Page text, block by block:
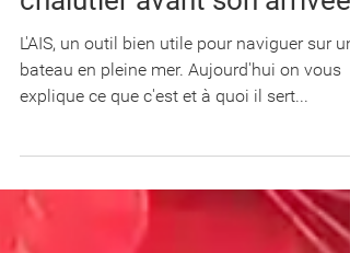
AIS et Vendée Globe, Boris
Hermann percute un
chalutier avant son arrivée
explique ce que c'est et à quoi il sert...